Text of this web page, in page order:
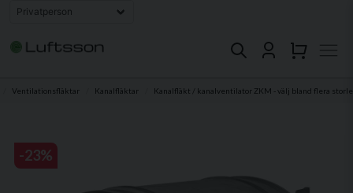
Ventilationsfläktar Kanalfläktar Kanalfläkt / kanalventilator ZKM - välj bland flera
-23%